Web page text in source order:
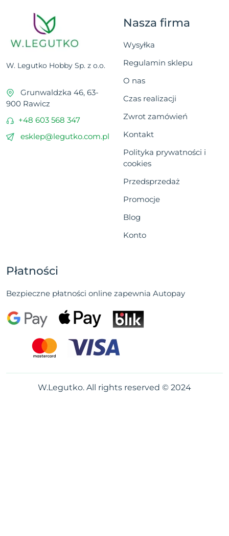
W. Legutko Hobby Sp. z o.o.
Grunwaldzka 46, 63-
900 Rawicz
+48 603 568 347
esklep@legutko.com.pl
Nasza firma
Wysyłka
Regulamin sklepu
O nas
Czas realizacji
Zwrot zamówień
Kontakt
Polityka prywatności i
cookies
Przedsprzedaż
Promocje
Blog
Konto
Płatności
Bezpieczne płatności online zapewnia Autopay
W.Legutko. All rights reserved © 2024